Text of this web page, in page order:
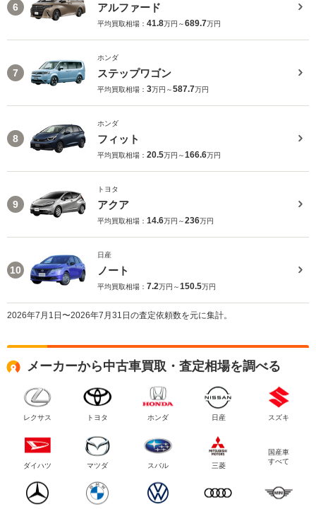
6 アルファード
平均買取相場： 41.8万円～689.7万円
7
ホンダ
ステップワゴン
平均買取相場： 3万円～587.7万円
8
ホンダ
フィット
平均買取相場： 20.5万円～166.6万円
9
トヨタ
アクア
平均買取相場： 14.6万円～236万円
10
日産
ノート
平均買取相場： 7.2万円～150.5万円
2026年7月1日〜2026年7月31日の査定依頼数を元に集計。
メーカーから中古車買取・査定相場を調べる
レクサス トヨタ ホンダ 日産 スズキ
ダイハツ マツダ スバル 三菱
国産車
すべて